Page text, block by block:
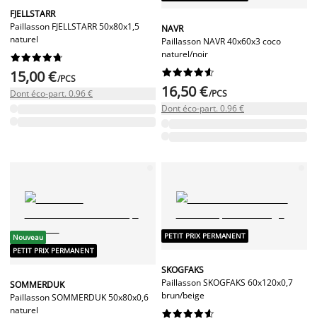
FJELLSTARR
Paillasson FJELLSTARR 50x80x1,5
naturel






15,00 €/PCS
Dont éco-part. 0.96 €
NAVR
Paillasson NAVR 40x60x3 coco
naturel/noir






16,50 €/PCS
Dont éco-part. 0.96 €
Nouveau
PETIT PRIX PERMANENT
SOMMERDUK
Paillasson SOMMERDUK 50x80x0,6
naturel
PETIT PRIX PERMANENT
SKOGFAKS
Paillasson SKOGFAKS 60x120x0,7
brun/beige





